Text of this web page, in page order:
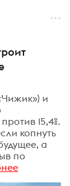
и
15,4%.
копнуть
а
по